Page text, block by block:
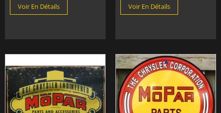
Voir En Détails Voir En Détails